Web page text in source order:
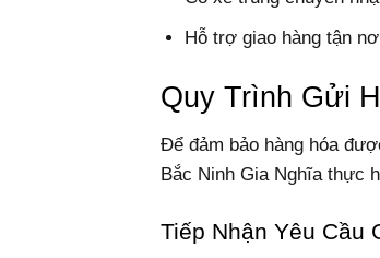
Hỗ trợ giao hàng tận
Quy Trình Gửi
Để đảm bảo hàng hóa
Bắc Ninh Gia Nghĩa thực
Tiếp Nhận Yêu Cầu